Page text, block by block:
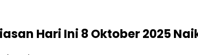
Hari Ini 8 Oktober 2025